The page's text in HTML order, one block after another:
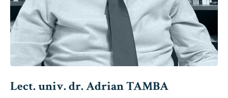
Lect. univ. dr. Adrian TAMBA